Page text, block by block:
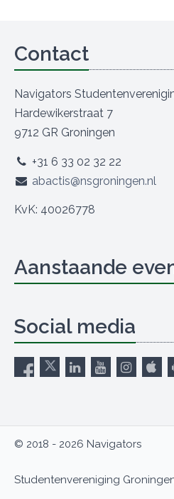
Contact
Navigators
Hardewikerstraat 7
9712 GR Groningen
+31 6 33 02 32 22
abactis@nsgroningen.nl
KvK: 40026778
Aanstaande
Social media
© 2018 - 2026 Navigators
Studentenvereniging